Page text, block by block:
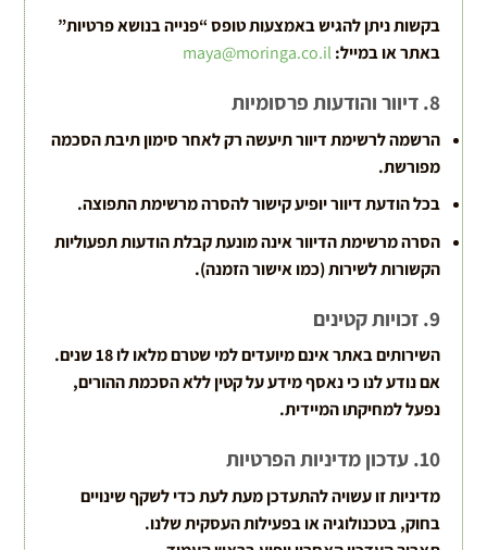
בקשות ניתן להגיש באמצעות טופס “פנייה בנושא פרטיות”
באתר או במייל:maya@moringa.co.il
8. דיוור והודעות פרסומיות
הרשמה לרשימת דיוור תיעשה רק לאחר סימון תיבת הסכמה
מפורשת.
בכל הודעת דיוור יופיע קישור להסרה מרשימת התפוצה.
הסרה מרשימת הדיוור אינה מונעת קבלת הודעות תפעוליות
הקשורות לשירות (כמו אישור הזמנה).
9. זכויות קטינים
השירותים באתר אינם מיועדים למי שטרם מלאו לו 18 שנים
.
אם נודע לנו כי נאסף מידע על קטין ללא הסכמת ההורים,
נפעל למחיקתו המיידית.
10. עדכון מדיניות הפרטיות
מדיניות זו עשויה להתעדכן מעת לעת כדי לשקף שינויים
בחוק, בטכנולוגיה או בפעילות העסקית שלנו.